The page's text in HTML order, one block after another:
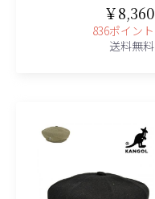
￥8,360
836ポイント
送料無料